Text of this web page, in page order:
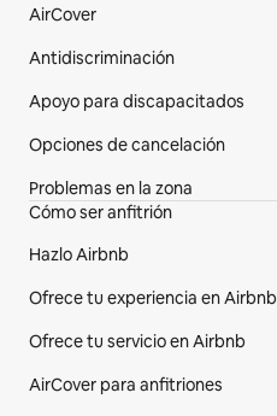
AirCover
Antidiscriminación
Apoyo para discapacitados
Opciones de cancelación
Problemas en la zona
Cómo ser anfitrión
Hazlo Airbnb
Ofrece tu experiencia en Airbnb
Ofrece tu servicio en Airbnb
AirCover para anfitriones